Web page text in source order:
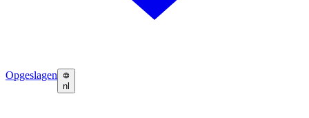
Opgeslagen
nl